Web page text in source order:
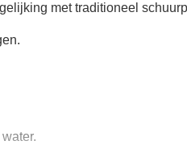
met traditioneel